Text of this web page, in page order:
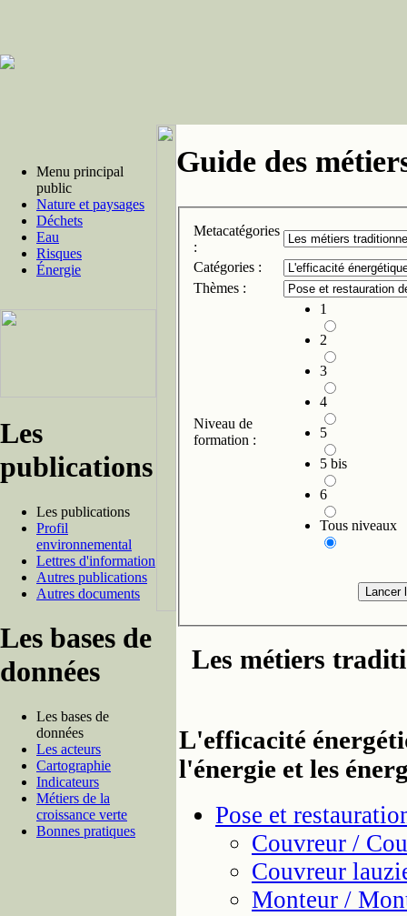
Menu principal
public
Nature et paysages
Déchets
Eau
Risques
Énergie
Les
publications
Les publications
Profil
environnemental
Lettres d'information
Autres publications
Autres documents
Les bases de
données
Les bases de
données
Les acteurs
Cartographie
Indicateurs
Métiers de la
croissance verte
Bonnes pratiques
Guide des
Metacatégories
:
Catégories :
Thèmes :
Niveau de
formation :
1
2
3
4
5
5 bis
6
Tous niveaux
Les métiers
L'efficacité
l'énergie et les
Pose et
Couvreur /
Couvreur
Monteur /